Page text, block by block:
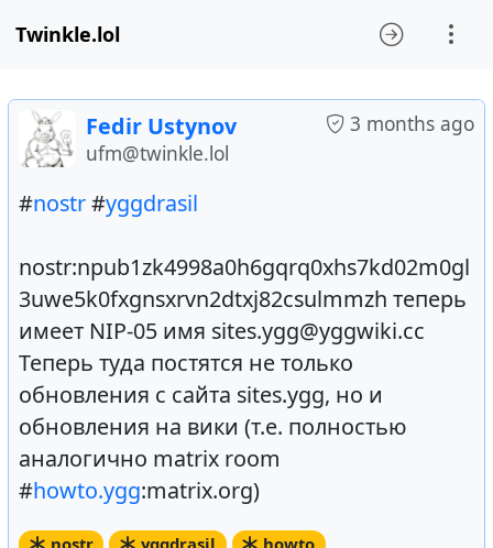
Twinkle.lol
3 months ago
Fedir Ustynov
ufm@twinkle.lol
#nostr#yggdrasil
nostr:npub1zk4998a0h6gqrq0xhs7kd02m0gl
3uwe5k0fxgnsxrvn2dtxj82csulmmzh теперь
имеет NIP-05 имя sites.ygg@yggwiki.cc
Теперь туда постятся не только
обновления с сайта sites.ygg, но и
обновления на вики (т.е. полностью
аналогично matrix room
#howto.ygg:matrix.org)